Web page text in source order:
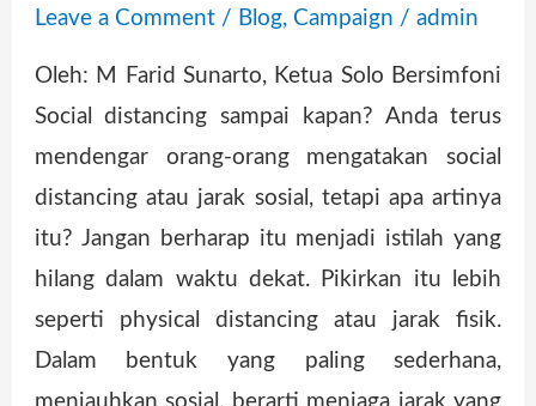
Leave a Comment / Blog, Campaign / admin
Oleh: M Farid Sunarto, Ketua Solo Bersimfoni
Social distancing sampai kapan? Anda terus
mendengar orang-orang mengatakan social
distancing atau jarak sosial, tetapi apa artinya
itu? Jangan berharap itu menjadi istilah yang
hilang dalam waktu dekat. Pikirkan itu lebih
seperti physical distancing atau jarak fisik.
Dalam bentuk yang paling sederhana,